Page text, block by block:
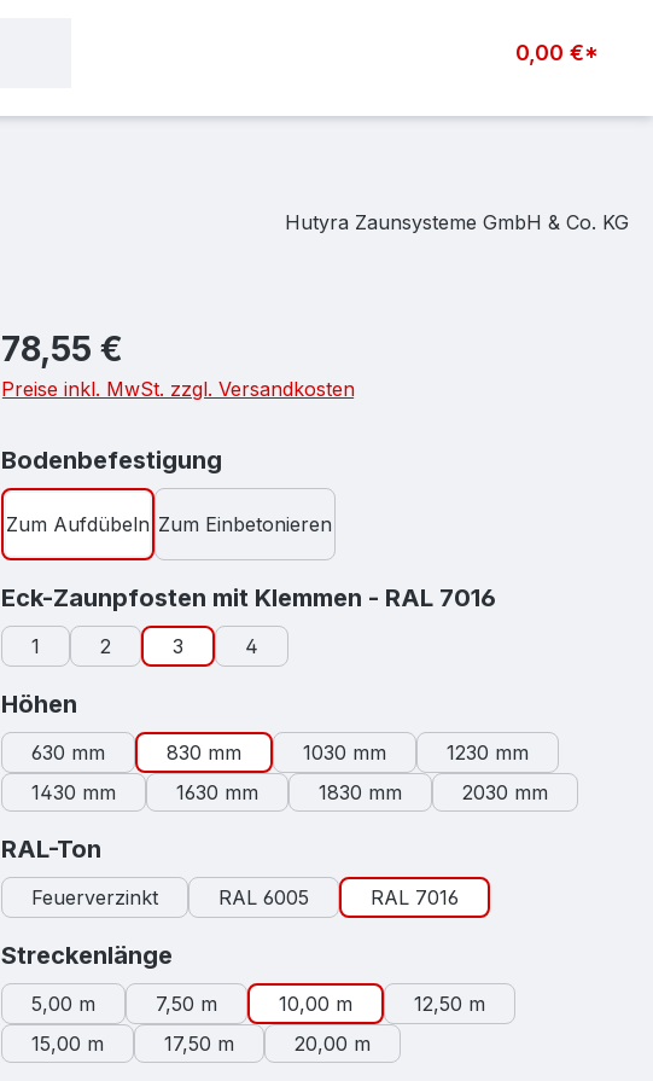
0,00 €*
Hutyra Zaunsysteme GmbH & Co. KG
Regulärer Preis:
78,55 €
Preise inkl. MwSt. zzgl. Versandkosten
Bodenbefestigung
Zum Aufdübeln Zum Einbetonieren
Eck-Zaunpfosten mit Klemmen - RAL 7016
1 2 3 4
Höhen
630 mm 830 mm 1030 mm
1230 mm
1430 mm
1630 mm 1830 mm 2030 mm
RAL-Ton
Feuerverzinkt RAL 6005 RAL 7016
Streckenlänge
5,00 m 7,50 m 10,00 m
12,50 m
15,00 m
17,50 m 20,00 m